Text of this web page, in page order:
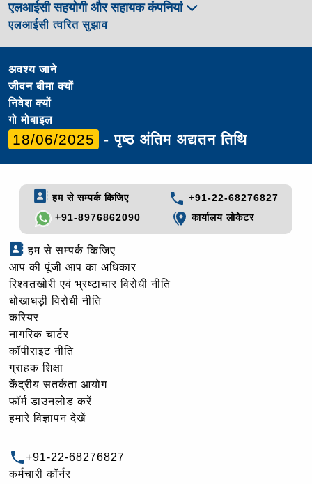
एलआईसी सहयोगी और सहायक कंपनियां
एलआईसी त्वरित सुझाव
अवश्य जाने
जीवन बीमा क्यों
निवेश क्यों
गो मोबाइल
18/06/2025 - पृष्ठ अंतिम अद्यतन तिथि
हम से सम्पर्क किजिए
+91-22-68276827
+91-8976862090
कार्यालय लोकेटर
हम से सम्पर्क किजिए
आप की पूंजी आप का अधिकार
रिश्वतखोरी एवं भ्रष्टाचार विरोधी नीति
धोखाधड़ी विरोधी नीति
करियर
नागरिक चार्टर
कॉपीराइट नीति
ग्राहक शिक्षा
केंद्रीय सतर्कता आयोग
फॉर्म डाउनलोड करें
हमारे विज्ञापन देखें
+91-22-68276827
कर्मचारी कॉर्नर